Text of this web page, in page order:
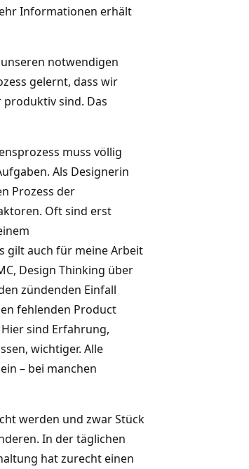
Informationen erhält
notwendigen
gelernt, dass wir
sind. Das
muss völlig
Als Designerin
Prozess der
Oft sind erst
gilt auch für meine Arbeit
Design Thinking über
zündenden Einfall
fehlenden Product
sind Erfahrung,
wichtiger. Alle
– bei manchen
werden und zwar Stück
In der täglichen
hat zurecht einen